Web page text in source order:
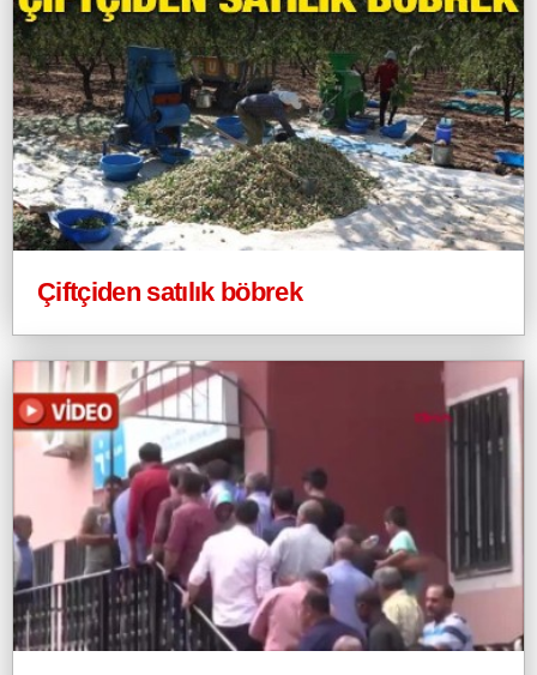
Çiftçiden satılık böbrek